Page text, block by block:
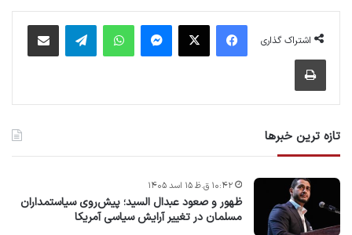
اشتراک گذاری
فیس بوک X پیام رسان واتس آپ تلگرام اشتراک گذاری از طریق ایمیل
چاپ
تازه ترین خبرها
ظهور و صعود عبدال السید؛ پیش‌روی سیاستمداران
مسلمان در تغییر آرایش سیاسی آمریکا
۱۰:۴۲ ق.ظ ۱۵ اسد ۱۴۰۵